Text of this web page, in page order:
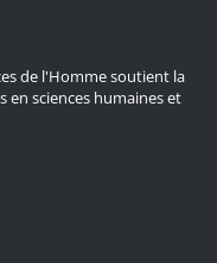
de l'Homme soutient la
en sciences humaines et